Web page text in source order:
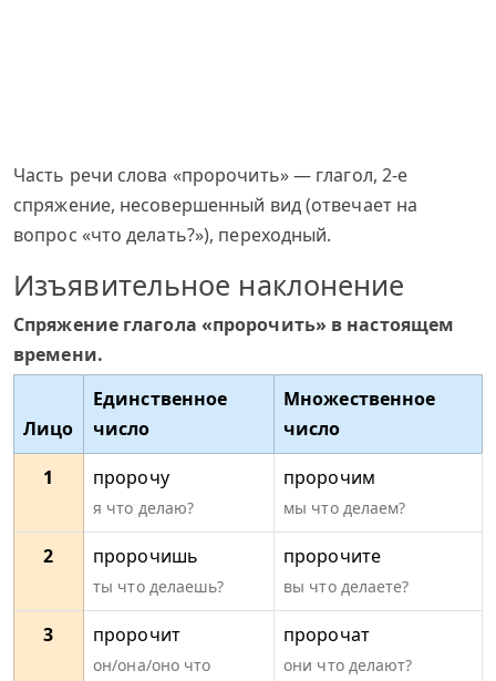
Часть речи слова «пророчить» — глагол, 2-е
спряжение, несовершенный вид (отвечает на
вопрос «что делать?»), переходный.
Изъявительное наклонение
Спряжение глагола «пророчить» в настоящем
времени.
Лицо
Единственное
число
Множественное
число
1
пророчу
я что делаю?
пророчим
мы что делаем?
2 пророчишь
ты что делаешь?
пророчите
вы что делаете?
3 пророчит
он/она/оно что
пророчат
они что делают?